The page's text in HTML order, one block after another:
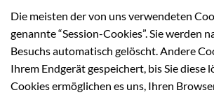
Die meisten der von uns verwendeten
genannte “Session-Cookies”. Sie werden
Besuchs automatisch gelöscht. Andere
Ihrem Endgerät gespeichert, bis Sie diese
Cookies ermöglichen es uns, Ihren